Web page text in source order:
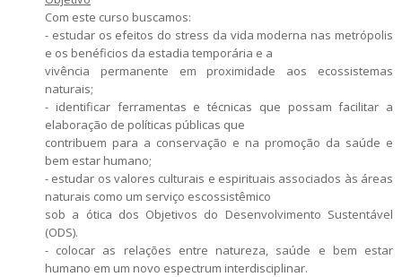
Com este curso buscamos:
- estudar os efeitos do stress da vida moderna nas metrópolis
e os benéficios da estadia temporária e a
vivência permanente em proximidade aos ecossistemas
naturais;
- identificar ferramentas e técnicas que possam facilitar a
elaboração de políticas públicas que
contribuem para a conservação e na promoção da saúde e
bem estar humano;
- estudar os valores culturais e espirituais associados às áreas
naturais como um serviço escossistêmico
sob a ótica dos Objetivos do Desenvolvimento Sustentável
(ODS).
- colocar as relações entre natureza, saúde e bem estar
humano em um novo espectrum interdisciplinar.